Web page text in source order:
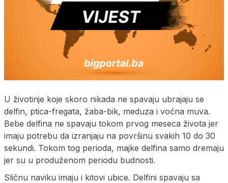
U životinje koje skoro nikada ne spavaju ubrajaju se
delfin, ptica-fregata, žaba-bik, meduza i voćna muva.
Bebe delfina ne spavaju tokom prvog meseca života jer
imaju potrebu da izranjaju na površinu svakih 10 do 30
sekundi. Tokom tog perioda, majke delfina samo dremaju
jer su u produženom periodu budnosti.
Sličnu naviku imaju i kitovi ubice. Delfini spavaju sa